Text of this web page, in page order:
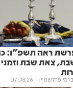
ראה תשפ"ו:
צאת שבת
פרלשטיין 07.08.26